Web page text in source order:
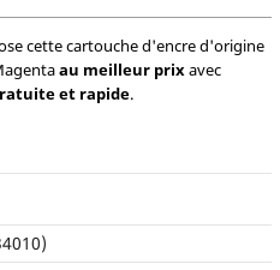
cette cartouche d'encre d'origine
au meilleur prixavec
et rapide.